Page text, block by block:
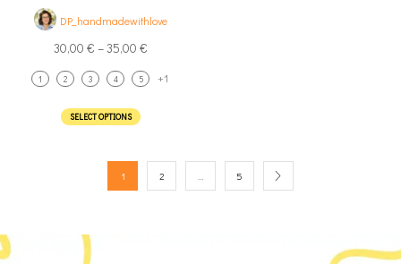
DP_handmadewithlove
30,00 € –35,00 €
1 2 3 4 5 +1
SELECT OPTIONS
1 2 5